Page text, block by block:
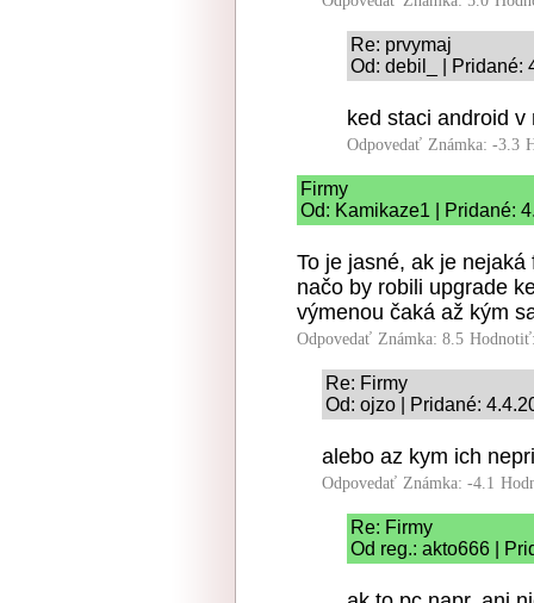
Re: prvymaj
Od: debil_ | Pridané:
ked staci android
Odpovedať Známka: -3.3
Firmy
Od: Kamikaze1 | Pridané:
To je jasné, ak je
načo by robili upgrade
výmenou čaká až kým
Odpovedať Známka: 8.5
Re: Firmy
Od: ojzo | Pridané:
alebo az kym ich
Odpovedať Známka: -4.1
Re: Firmy
Od reg.: akto666 |